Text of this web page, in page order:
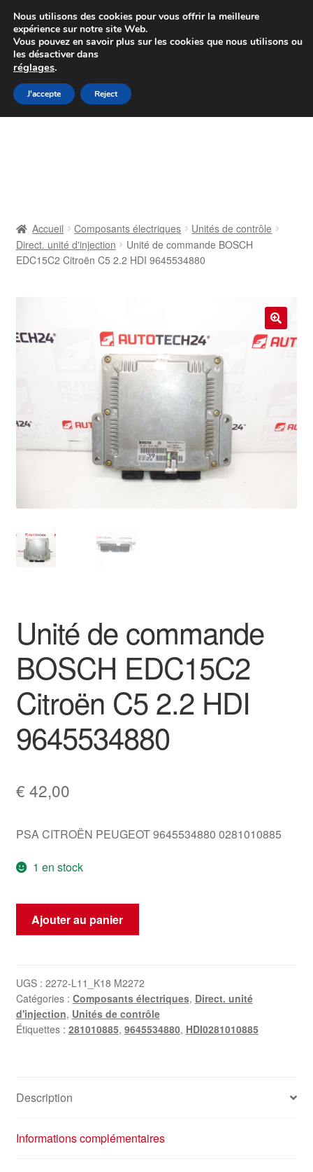
Colissimo livraison à partir de 7 EUR
Du lundi au vendredi de 9 h à 16 h
Aller
à
Aller
au
Contact
Panier
Politique de confidentialité
Procédure de Réclamation
Accueil Composants électriques
Unités de contrôle
Direct. unité d'injection
Unité de commande BOSCH
EDC15C2 Citroën C5 2.2 HDI 9645534880
🔍
Unité de commande
BOSCH EDC15C2
Citroën C5 2.2 HDI
9645534880
€ 42,00
PSA CITROËN PEUGEOT 9645534880 0281010885
1 en stock
quantité
commande
BOSCH
EDC15C2
Citroën
9645534880
Ajouter au panier
UGS : 2272-L11_K18 M2272
Catégories : Composants électriques, Direct. unité
d'injection, Unités de contrôle
Étiquettes : 281010885, 9645534880, HDI0281010885
Description
Informations complémentaires
Nous utilisons des cookies pour vous offrir la meilleure
expérience sur notre site Web.
Vous pouvez en savoir plus sur les cookies que nous utilisons ou
les désactiver dans
réglages.
J'accepte Reject